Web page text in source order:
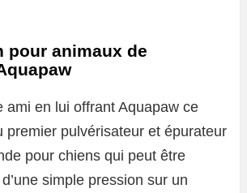
pour animaux de
ami en lui offrant Aquapaw ce
premier pulvérisateur et épurateur
pour chiens qui peut être
simple pression sur un